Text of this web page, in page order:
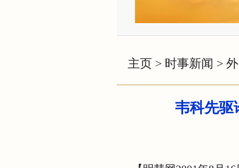
主页 > 时事新闻 >
韦科先驱